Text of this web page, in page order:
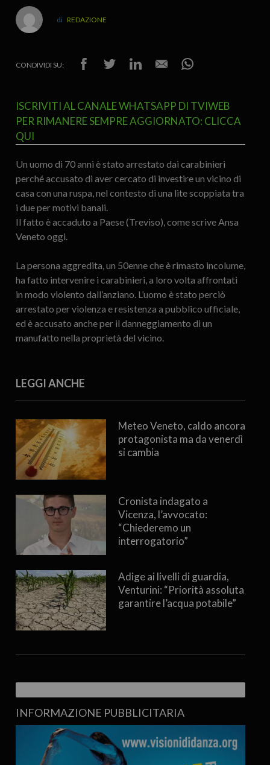
REDAZIONE
CONDIVIDI SU:
ISCRIVITI AL CANALE WHATSAPP DI TVIWEB
PER RIMANERE SEMPRE AGGIORNATO: CLICCA
QUI
Un uomo di 70 anni è stato arrestato dai carabinieri
perché accusato di aver cercato di investire un vicino di
casa con una ruspa, nel contesto di una lite scoppiata tra
i due per motivi banali.
Il fatto è accaduto a Paese (Treviso), come scrive Ansa
Veneto oggi.
La persona aggredita, un 50enne che è rimasto incolume,
ha fatto intervenire i carabinieri, a loro volta affrontati
in modo violento dall’anziano. L’uomo è stato perciò
arrestato per violenza e resistenza a pubblico ufficiale,
ed è accusato anche per il danneggiamento di un
manufatto nella proprietà del vicino.
LEGGI ANCHE
Meteo Veneto, caldo ancora
protagonista ma da venerdì
si cambia
Cronista indagato a
Vicenza, l’avvocato:
“Chiederemo un
interrogatorio”
Adige ai livelli di guardia,
Venturini: “Priorità assoluta
garantire l’acqua potabile”
INFORMAZIONE PUBBLICITARIA